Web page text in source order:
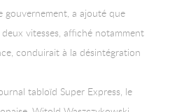
a ajouté que
deux vitesses, affiché notamment
conduirait à la désintégration
tabloïd Super Express, le